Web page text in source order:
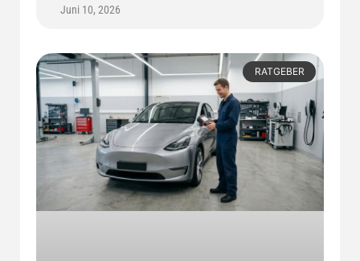
Juni 10, 2026
RATGEBER